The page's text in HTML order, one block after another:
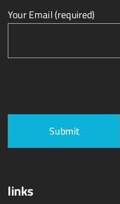
Your Email (required)
links